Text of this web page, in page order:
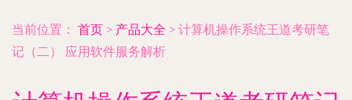
当前位置： 首页 > 产品大全 > 计算机操作系统王道考研笔
记（二） 应用软件服务解析